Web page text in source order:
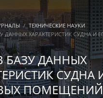
ТЕХНИЧЕСКИЕ НАУКИ
ДАННЫХ ХАРАКТЕРИСТИК СУДНА И
БАЗУ ДАННЫХ
СУДНА